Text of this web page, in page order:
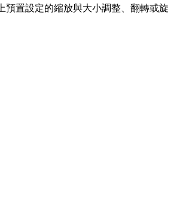
預置設定的縮放與大小調整、翻轉或旋